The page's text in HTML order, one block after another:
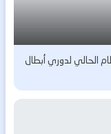
الحالي لدوري أبطال